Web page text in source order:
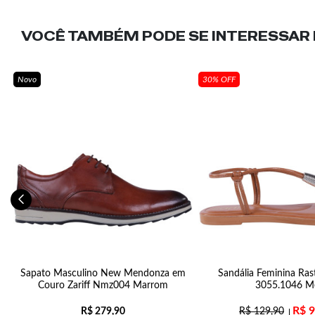
VOCÊ TAMBÉM PODE SE
Novo
Sapato Masculino New Mendonza em
Couro Zariff Nmz004 Marrom
R$ 279,90
30% OFF
Sandália Feminina
3055.1046
R$129,90 R$